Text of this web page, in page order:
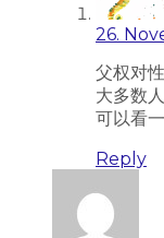
26.
父权对
大多数
可以看
Reply